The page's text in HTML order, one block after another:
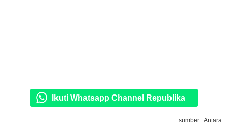
Ikuti Whatsapp Channel Republika
sumber : Antara